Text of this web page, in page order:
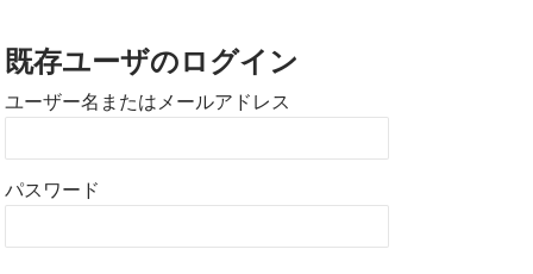
既存ユーザのログイン
ユーザー名またはメールアドレス
パスワード